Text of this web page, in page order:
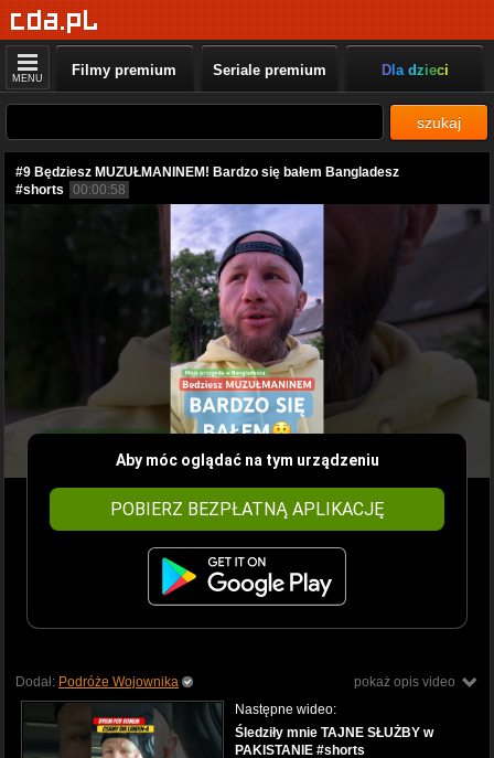
MENU Filmy premium Seriale premium Dla dzieci
szukaj
#9 Będziesz MUZUŁMANINEM! Bardzo się bałem Bangladesz
#shorts
00:00:58
Aby móc oglądać na tym urządzeniu
POBIERZ BEZPŁATNĄ APLIKACJĘ
pokaż opis video
Dodał: Podróże Wojownika
Następne wideo:
Śledziły mnie TAJNE SŁUŻBY w
PAKISTANIE #shorts